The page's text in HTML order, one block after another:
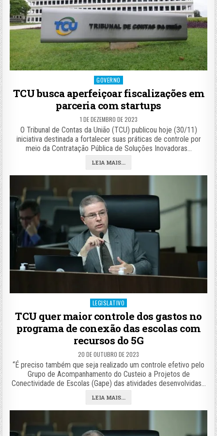
Posted
GOVERNO
TCU busca aperfeiçoar fiscalizações em
parceria com startups
1 DE DEZEMBRO DE 2023
O Tribunal de Contas da União (TCU) publicou hoje (30/11)
iniciativa destinada a fortalecer suas práticas de controle por
meio da Contratação Pública de Soluções Inovadoras…
LEIA MAIS...
Posted
LEGISLATIVO
TCU quer maior controle dos gastos no
programa de conexão das escolas com
recursos do 5G
20 DE OUTUBRO DE 2023
“É preciso também que seja realizado um controle efetivo pelo
Grupo de Acompanhamento do Custeio a Projetos de
Conectividade de Escolas (Gape) das atividades desenvolvidas…
LEIA MAIS...